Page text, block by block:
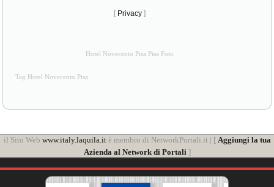
[ Privacy ]
Hotel Novecento Pisa Pisa Foto
Tag Hotel Novecento Pisa
il Sito Web www.italy.laquila.itè membro di NetworkPortali.it | [ Aggiungi la tua
Azienda al Network di Portali ]